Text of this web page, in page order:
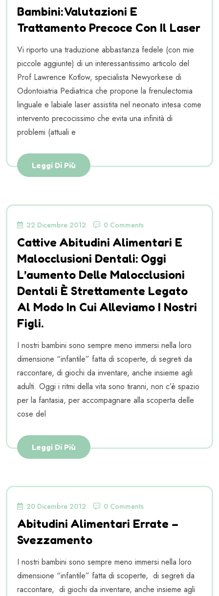
Bambini: Valutazioni E
Trattamento Precoce Con Il Laser
Vi riporto una traduzione abbastanza fedele (con mie
piccole aggiunte) di un interessantissimo articolo del
Prof Lawrence Kotlow, specialista Newyorkese di
Odontoiatria Pediatrica che propone la frenulectomia
linguale e labiale laser assistita nel neonato intesa come
intervento precocissimo che evita una infinità di
problemi (attuali e
Leggi Di Più
22 Dicembre 2012 0 Comments
Cattive Abitudini Alimentari E
Malocclusioni Dentali: Oggi
L’aumento Delle Malocclusioni
Dentali È Strettamente Legato
Al Modo In Cui Alleviamo I Nostri
Figli.
I nostri bambini sono sempre meno immersi nella loro
dimensione “infantile” fatta di scoperte, di segreti da
raccontare, di giochi da inventare, anche insieme agli
adulti. Oggi i ritmi della vita sono tiranni, non c’è spazio
per la fantasia, per accompagnare alla scoperta delle
cose del
Leggi Di Più
20 Dicembre 2012 0 Comments
Abitudini Alimentari Errate –
Svezzamento
I nostri bambini sono sempre meno immersi nella loro
dimensione “infantile” fatta di scoperte, di segreti da
raccontare, di giochi da inventare, anche insieme agli